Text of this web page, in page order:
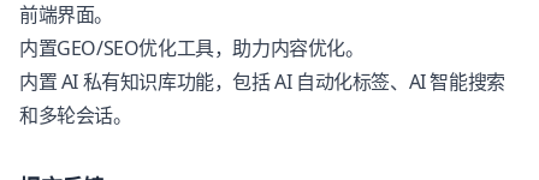
前端界面。
内置GEO/SEO优化工具，助力内容优化。
内置 AI 私有知识库功能，包括 AI 自动化标签、AI 智能搜索
和多轮会话。